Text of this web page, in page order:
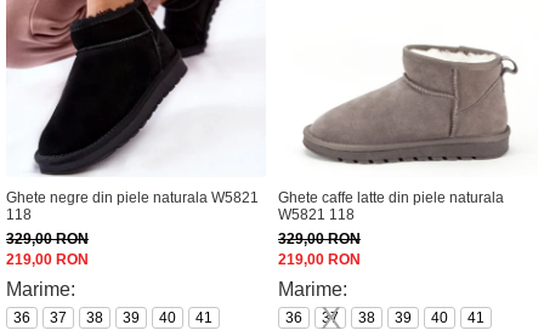
Ghete negre din piele naturala W5821
118
329,00 RON
219,00 RON
Marime:
36 37 38 39 40 41
Ghete caffe latte din piele naturala
W5821 118
329,00 RON
219,00 RON
Marime:
36 37 38 39 40 41